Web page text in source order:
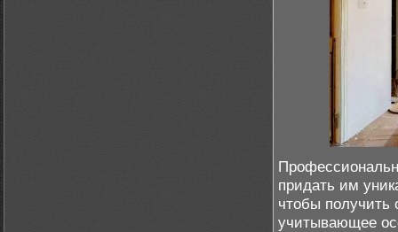
придать им
чтобы получить
учитывающее